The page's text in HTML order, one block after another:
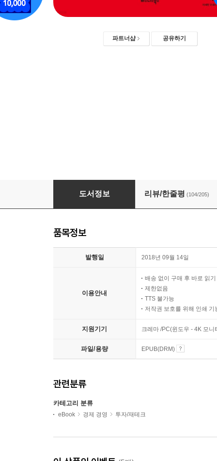
파트너샵 공유하기
[특별부록포함] 10년 동안 적금밖에 모르던 39
도서정보 리뷰/한줄평 (104/205)
품목정보
발행일 2018년 09월 14일
이용안내
배송 없이 구매 후 바로 읽기
제한없음
TTS 불가능
저작권 보호를 위해 인쇄 기
지원기기 크레마 /PC(윈도우 - 4K 모
파일/용량 EPUB(DRM)
관련분류
카테고리 분류
eBook 경제 경영 투자/재테크